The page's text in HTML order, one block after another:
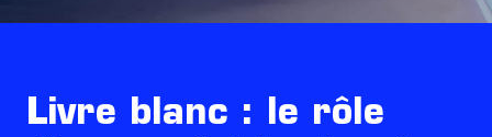
Livre blanc : le rôle